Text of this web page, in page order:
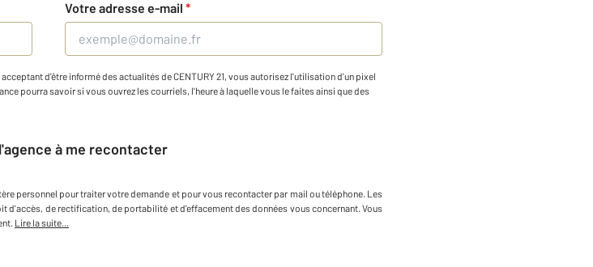
Votre adresse e-mail *
d'être informé des actualités de CENTURY 21, vous autorisez l'utilisation d'un pixel
pourra savoir si vous ouvrez les courriels, l'heure à laquelle vous le faites ainsi que des
l'agence à me recontacter
personnel pour traiter votre demande et pour vous recontacter par mail ou téléphone. Les
d'accès, de rectification, de portabilité et d'effacement des données vous concernant. Vous
Lire la suite...